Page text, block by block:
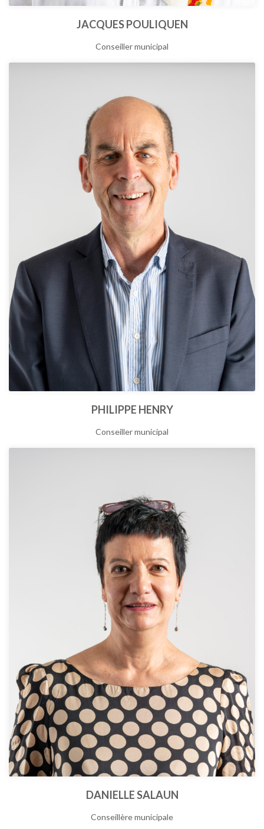
JACQUES POULIQUEN
Conseiller municipal
PHILIPPE HENRY
Conseiller municipal
DANIELLE SALAUN
Conseillère municipale